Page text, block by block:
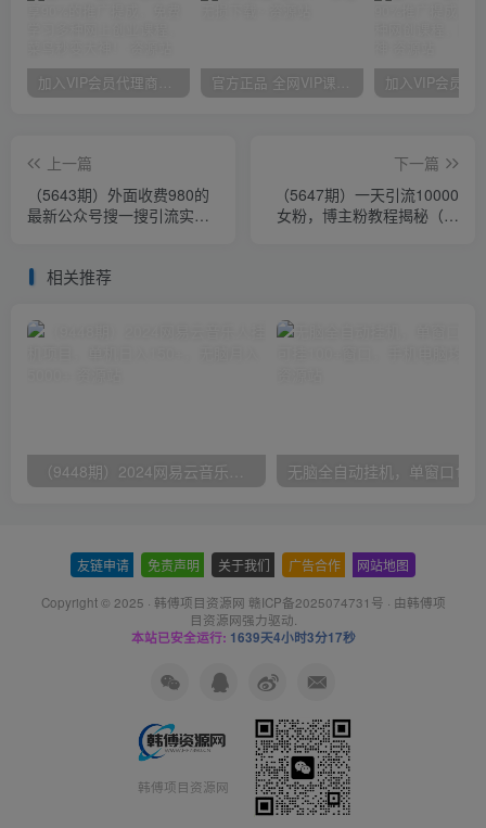
加入VIP会员代理商，享90%的推广提成，免费学习多种网上创业课程，菜鸟秒变大神！ 官方正品 全网VIP课程 无损下载~
上一篇
（5643期）外面收费980的
最新公众号搜一搜引流实训
下一篇
（5647期）一天引流10000
女粉，博主粉教程揭秘（价
相关推荐
（9448期）2024网易云音乐人挂机项目，单机日入150+，无脑月入5000+
友链申请 免责声明 关于我们 广告合作 网站地图
Copyright © 2025 · 韩傅项目资源网 赣ICP备2025074731号 · 由韩傅项
目资源网强力驱动.
本站已安全运行: 1639天4小时3分17秒
韩傅项目资源网